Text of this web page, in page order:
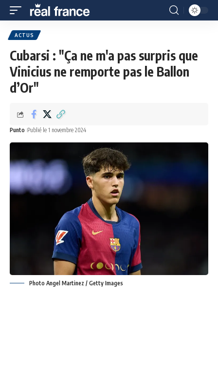
ACTUS
Cubarsi : "Ça ne m'a pas surpris que
Vinicius ne remporte pas le Ballon
d’Or"
Punto Publié le 1 novembre 2024
Photo Angel Martinez / Getty Images